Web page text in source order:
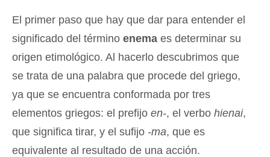
El primer paso que hay que dar para entender el
significado del término enema es determinar su
origen etimológico. Al hacerlo descubrimos que
se trata de una palabra que procede del griego,
ya que se encuentra conformada por tres
elementos griegos: el prefijo en-, el verbo hienai,
que significa tirar, y el sufijo -ma, que es
equivalente al resultado de una acción.